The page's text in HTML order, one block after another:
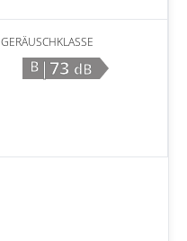
GERÄUSCHKLASSE
B |73 dB